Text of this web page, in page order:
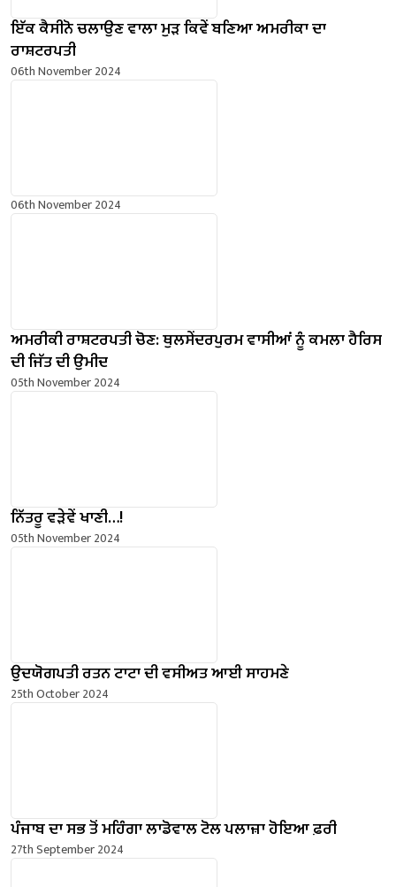
ਇੱਕ ਕੈਸੀਨੋ ਚਲਾਉਣ ਵਾਲਾ ਮੁੜ ਕਿਵੇਂ ਬਣਿਆ ਅਮਰੀਕਾ ਦਾ
ਰਾਸ਼ਟਰਪਤੀ
06th November 2024
06th November 2024
ਅਮਰੀਕੀ ਰਾਸ਼ਟਰਪਤੀ ਚੋਣ: ਥੁਲਸੇਂਦਰਪੁਰਮ ਵਾਸੀਆਂ ਨੂੰ ਕਮਲਾ ਹੈਰਿਸ
ਦੀ ਜਿੱਤ ਦੀ ਉਮੀਦ
05th November 2024
ਨਿੱਤਰੂ ਵੜੇਵੇਂ ਖਾਣੀ…!
05th November 2024
ਉਦਯੋਗਪਤੀ ਰਤਨ ਟਾਟਾ ਦੀ ਵਸੀਅਤ ਆਈ ਸਾਹਮਣੇ
25th October 2024
ਪੰਜਾਬ ਦਾ ਸਭ ਤੋਂ ਮਹਿੰਗਾ ਲਾਡੋਵਾਲ ਟੋਲ ਪਲਾਜ਼ਾ ਹੋਇਆ ਫ਼ਰੀ
27th September 2024